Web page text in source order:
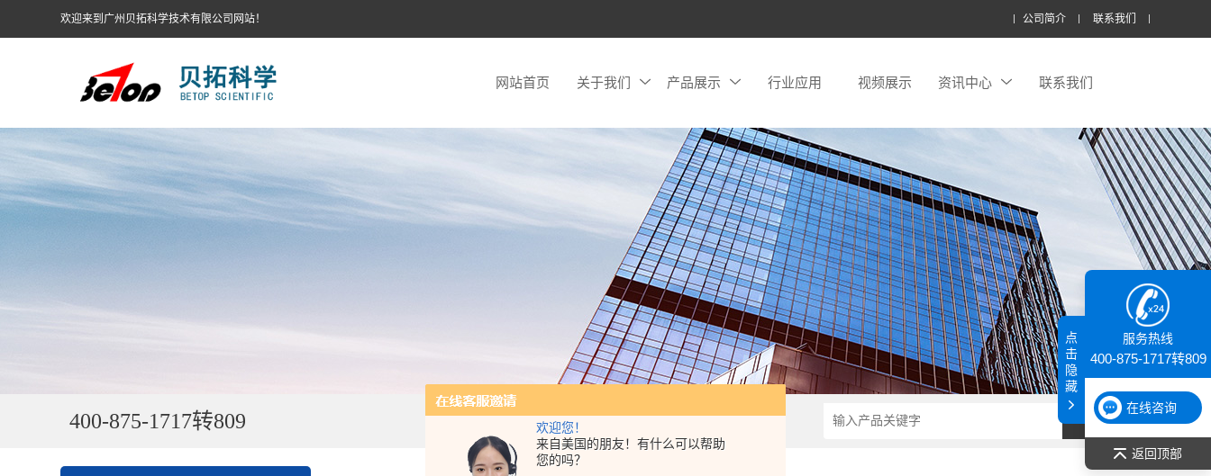
欢迎您！
来自美国的朋友！有什么可以帮助
您的吗？
欢迎来到广州贝拓科学技术有限公司网站！ 公司简介 联系我们
网站首页 关于我们 产品展示 行业应用 视频展示 资讯中心 联系我们
400-875-1717转809
服务热线
400-875-1717转809
在线咨询
返回顶部
点
击
隐
藏